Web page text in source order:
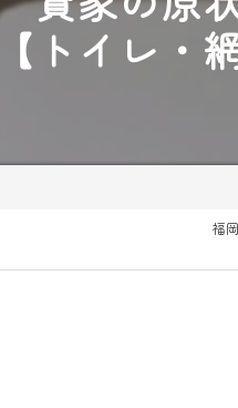
トイレ・
福